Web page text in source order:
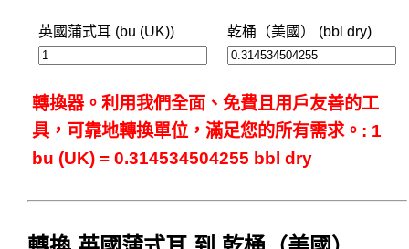
英國蒲式耳 (bu (UK)) 乾桶（美國） (bbl dry)
轉換器。利用我們全面、免費且用戶友善的工
具，可靠地轉換單位，滿足您的所有需求。: 1
bu (UK) = 0.314534504255 bbl dry